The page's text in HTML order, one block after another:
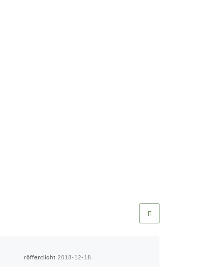
Veröffentlicht 2018-12-18